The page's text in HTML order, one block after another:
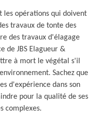
les opérations qui doivent
travaux de tonte des
des travaux d'élagage
de JBS Elagueur &
à mort le végétal s'il
Sachez que
d'expérience dans son
pour la qualité de ses
complexes.